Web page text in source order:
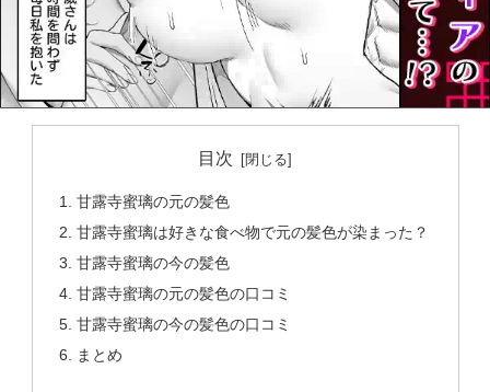
目次
甘露寺蜜璃の元の髪色
甘露寺蜜璃は好きな食べ物で元の髪色が染まった？
甘露寺蜜璃の今の髪色
甘露寺蜜璃の元の髪色の口コミ
甘露寺蜜璃の今の髪色の口コミ
まとめ